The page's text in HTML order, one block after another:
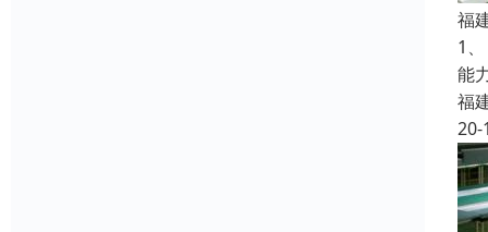
福
1
能
福
20-